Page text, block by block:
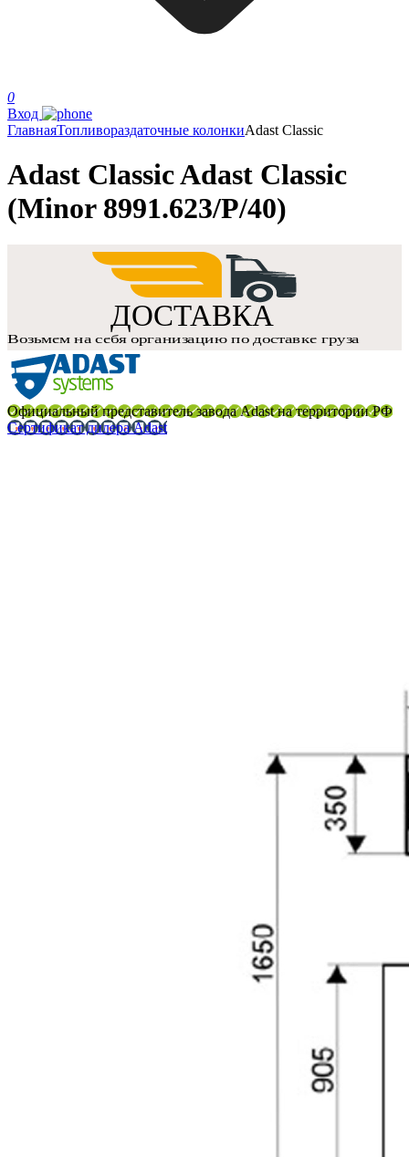
0
Вход
ГлавнаяТопливораздаточные колонкиAdast Classic
Adast Classic Adast Classic
(Minor 8991.623/P/40)
Официальный представитель завода Adast на территории РФ
Сертификат дилера Adast